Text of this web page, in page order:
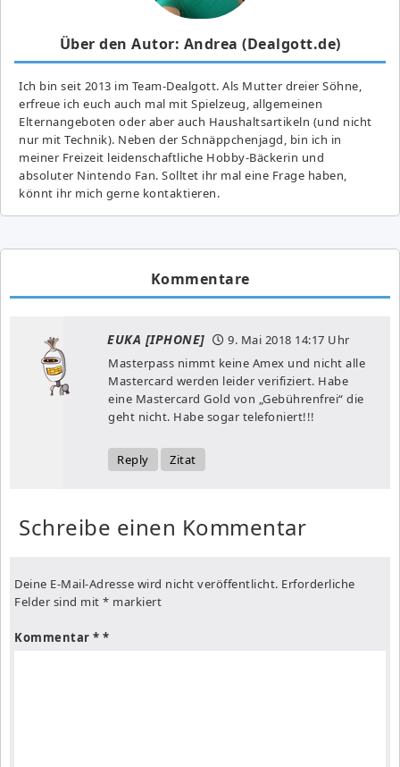
Über den Autor: Andrea (Dealgott.de)
Ich bin seit 2013 im Team-Dealgott. Als Mutter dreier Söhne,
erfreue ich euch auch mal mit Spielzeug, allgemeinen
Elternangeboten oder aber auch Haushaltsartikeln (und nicht
nur mit Technik). Neben der Schnäppchenjagd, bin ich in
meiner Freizeit leidenschaftliche Hobby-Bäckerin und
absoluter Nintendo Fan. Solltet ihr mal eine Frage haben,
könnt ihr mich gerne kontaktieren.
Kommentare
EUKA [IPHONE] 9. Mai 2018 14:17 Uhr
Masterpass nimmt keine Amex und nicht alle
Mastercard werden leider verifiziert. Habe
eine Mastercard Gold von „Gebührenfrei“ die
geht nicht. Habe sogar telefoniert!!!
Reply Zitat
Schreibe einen Kommentar
Deine E-Mail-Adresse wird nicht veröffentlicht. Erforderliche
Felder sind mit * markiert
Kommentar *